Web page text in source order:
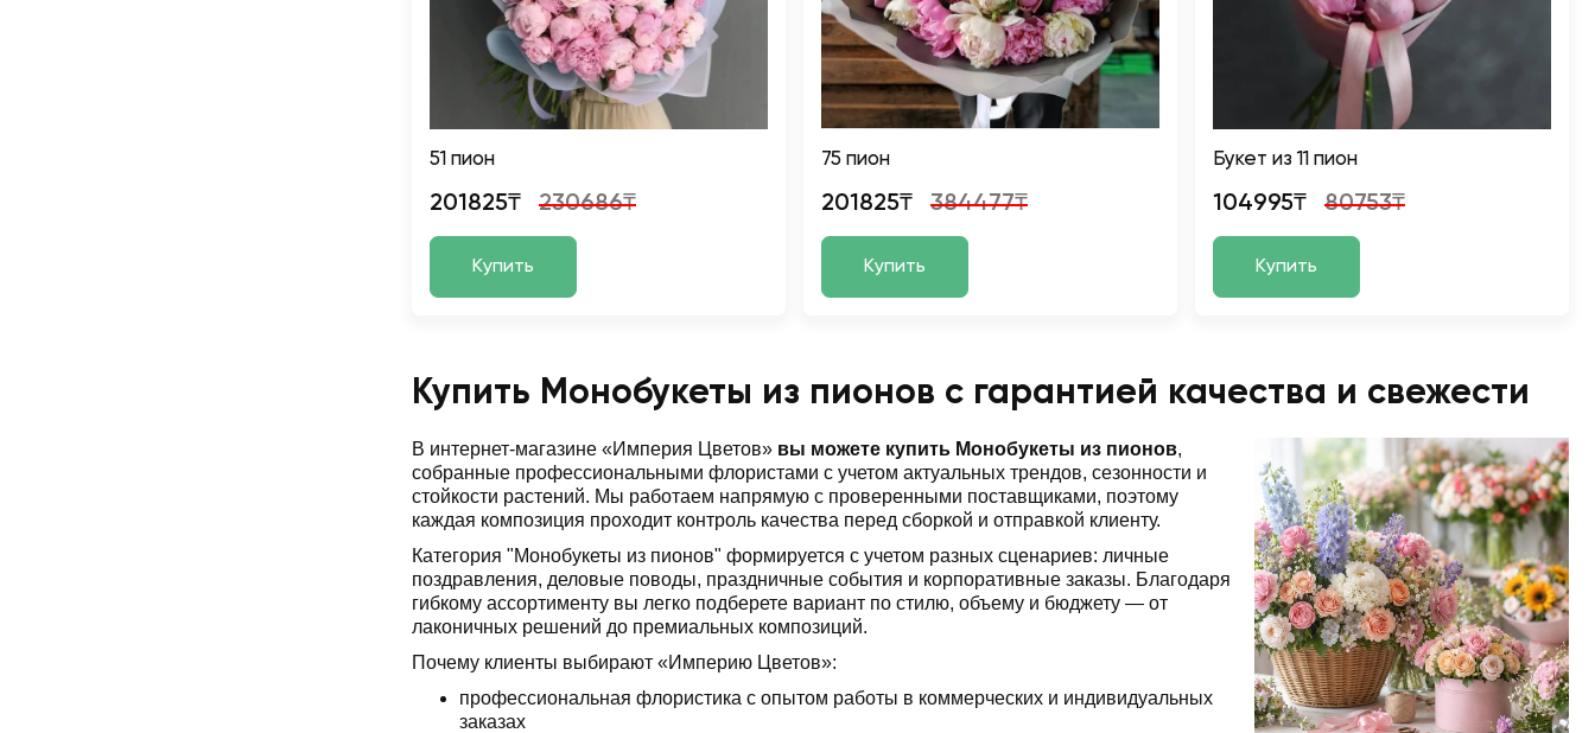
51 пион
201825₸ 230686₸
Купить
75 пион
201825₸ 384477₸
Купить
Букет из 11 пион
104995₸ 80753₸
Купить
Купить Монобукеты из пионов с гарантией качества и свежести
В интернет-магазине «Империя Цветов» вы можете купить Монобукеты из пионов,
собранные профессиональными флористами с учетом актуальных трендов, сезонности и
стойкости растений. Мы работаем напрямую с проверенными поставщиками, поэтому
каждая композиция проходит контроль качества перед сборкой и отправкой клиенту.
Категория "Монобукеты из пионов" формируется с учетом разных сценариев: личные
поздравления, деловые поводы, праздничные события и корпоративные заказы. Благодаря
гибкому ассортименту вы легко подберете вариант по стилю, объему и бюджету — от
лаконичных решений до премиальных композиций.
Почему клиенты выбирают «Империю Цветов»:
профессиональная флористика с опытом работы в коммерческих и индивидуальных
заказах